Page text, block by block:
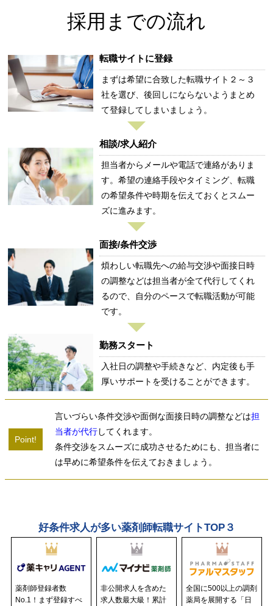
採用までの流れ
転職サイトに登録
まずは希望に合致した転職サイト２～３
社を選び、後回しにならないようまとめ
て登録してしまいましょう。
相談/求人紹介
担当者からメールや電話で連絡がありま
す。希望の連絡手段やタイミング、転職
の希望条件や時期を伝えておくとスムー
ズに進みます。
面接/条件交渉
煩わしい転職先への給与交渉や面接日時
の調整などは担当者が全て代行してくれ
るので、自分のペースで転職活動が可能
です。
勤務スタート
入社日の調整や手続きなど、内定後も手
厚いサポートを受けることができます。
Point!
言いづらい条件交渉や面倒な面接日時の調整などは担
当者が代行してくれます。
条件交渉をスムーズに成功させるためにも、担当者に
は早めに希望条件を伝えておきましょう。
好条件求人が多い薬剤師転職サイトTOP３
薬剤師登録者数
No.1！まず登録すべ
非公開求人を含めた
求人数最大級！累計
全国に500以上の調剤
薬局を展開する「日